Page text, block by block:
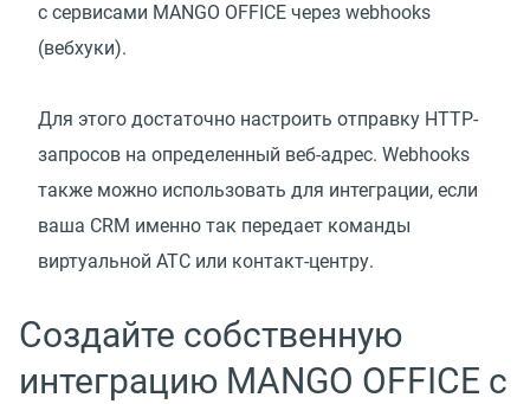
с сервисами MANGO OFFICE через webhooks
(вебхуки).
Для этого достаточно настроить отправку HTTP-
запросов на определенный веб-адрес. Webhooks
также можно использовать для интеграции, если
ваша CRM именно так передает команды
виртуальной АТС или контакт-центру.
Создайте собственную
интеграцию MANGO OFFICE с